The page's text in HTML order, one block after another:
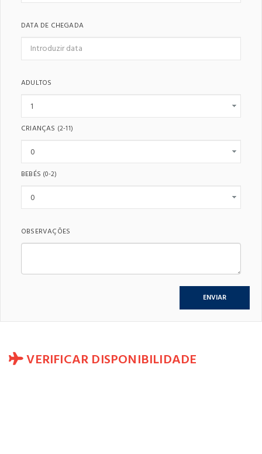
DATA DE CHEGADA
ADULTOS
CRIANÇAS (2-11)
BEBÉS (0-2)
OBSERVAÇÕES
VERIFICAR DISPONIBILIDADE